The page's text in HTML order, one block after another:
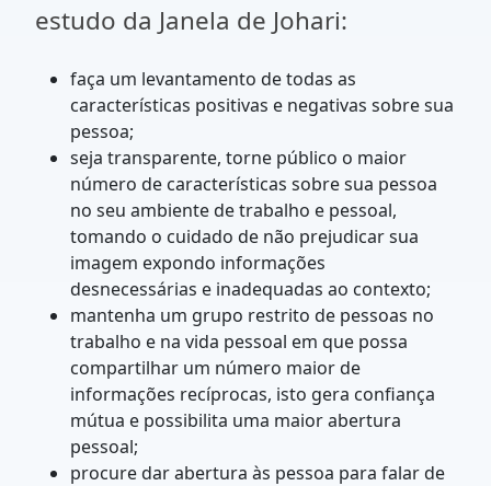
estudo da Janela de Johari:
faça um levantamento de todas as
características positivas e negativas sobre sua
pessoa;
seja transparente, torne público o maior
número de características sobre sua pessoa
no seu ambiente de trabalho e pessoal,
tomando o cuidado de não prejudicar sua
imagem expondo informações
desnecessárias e inadequadas ao contexto;
mantenha um grupo restrito de pessoas no
trabalho e na vida pessoal em que possa
compartilhar um número maior de
informações recíprocas, isto gera confiança
mútua e possibilita uma maior abertura
pessoal;
procure dar abertura às pessoa para falar de